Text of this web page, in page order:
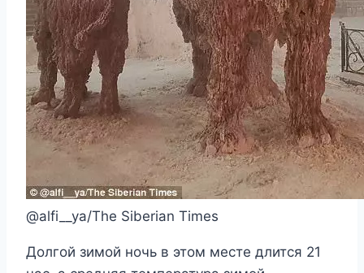
@alfi__ya/The Siberian Times
Долгой зимой ночь в этом месте длится 21